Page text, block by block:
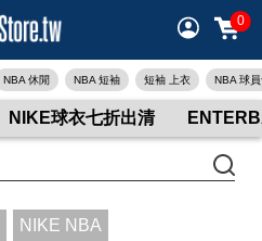
0
NBA 休閒 NBA 短袖 短袖 上衣 NBA 球
NIKE球衣七折出清
NIKE NBA